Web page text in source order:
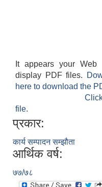
It appears your
display PDF files.
here to download the
file.
प्रकार:
कार्य सम्पादन सम्झौता
आर्थिक वर्ष:
७७/७८